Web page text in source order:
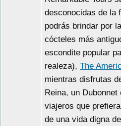
desconocidas de la
podrás brindar por
cócteles más
escondite popular
realeza), The
mientras disfrutas
Reina, un
viajeros que
de una vida digna